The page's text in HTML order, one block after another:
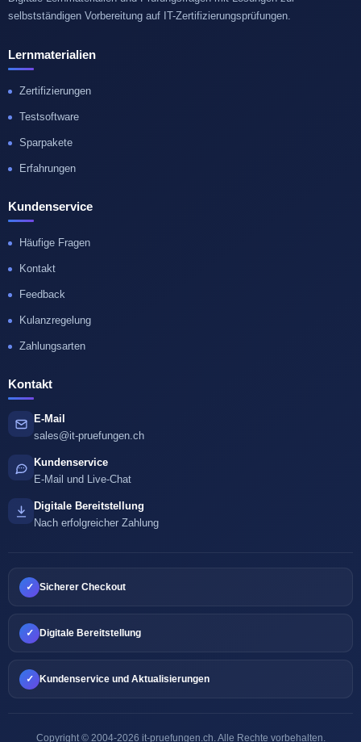
selbstständigen Vorbereitung auf IT-Zertifizierungsprüfungen.
Lernmaterialien
Zertifizierungen
Testsoftware
Sparpakete
Erfahrungen
Kundenservice
Häufige Fragen
Kontakt
Feedback
Kulanzregelung
Zahlungsarten
Kontakt
E-Mail
sales@it-pruefungen.ch
Kundenservice
E-Mail und Live-Chat
Digitale Bereitstellung
Nach erfolgreicher Zahlung
✓ Sicherer Checkout
✓ Digitale Bereitstellung
✓ Kundenservice und Aktualisierungen
Copyright © 2004-2026 it-pruefungen.ch. Alle Rechte vorbehalten.